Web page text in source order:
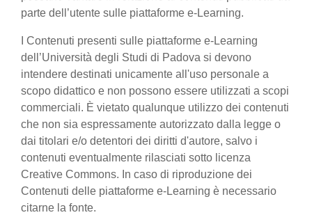
parte dell’utente sulle piattaforme e-Learning.
I Contenuti presenti sulle piattaforme e-Learning
dell’Università degli Studi di Padova si devono
intendere destinati unicamente all'uso personale a
scopo didattico e non possono essere utilizzati a scopi
commerciali. È vietato qualunque utilizzo dei contenuti
che non sia espressamente autorizzato dalla legge o
dai titolari e/o detentori dei diritti d'autore, salvo i
contenuti eventualmente rilasciati sotto licenza
Creative Commons. In caso di riproduzione dei
Contenuti delle piattaforme e-Learning è necessario
citarne la fonte.